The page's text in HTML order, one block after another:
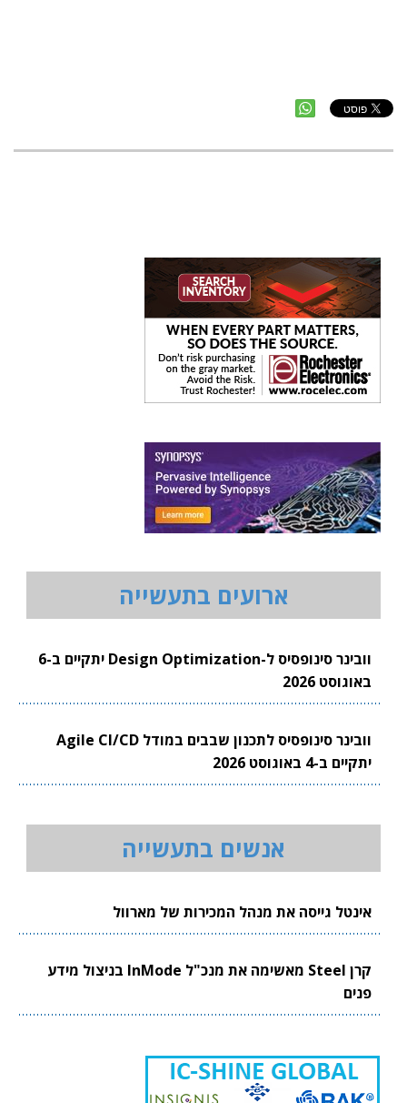
ארועים בתעשייה
וובינר סינופסיס ל-Design Optimization יתקיים ב-6
באוגוסט 2026
וובינר סינופסיס לתכנון שבבים במודל Agile CI/CD
יתקיים ב-4 באוגוסט 2026
אנשים בתעשייה
אינטל גייסה את מנהל המכירות של מארוול
קרן Steel מאשימה את מנכ"ל InMode בניצול מידע
פנים